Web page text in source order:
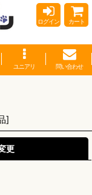
ログイン カート
ユニアリ 問い合わせ
]
更